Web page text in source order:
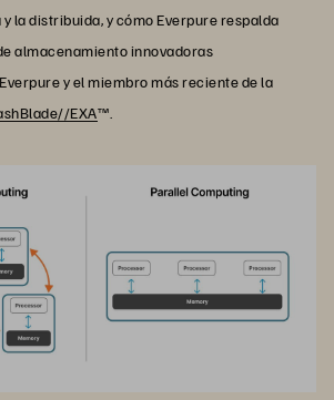
la distribuida, y cómo Everpure respalda
almacenamiento innovadoras
y el miembro más reciente de la
EXA™.